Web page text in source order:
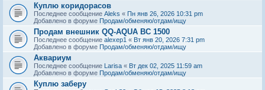
Куплю коридорасов
Последнее сообщение Aleks « Пн янв 26, 2026 10:31 pm
Добавлено в форуме Продам/обменяю/отдам/ищу
Продам внешник QQ-AQUA BC 1500
Последнее сообщение alexep1 « Вт янв 20, 2026 7:31 pm
Добавлено в форуме Продам/обменяю/отдам/ищу
Аквариум
Последнее сообщение Larisa « Вт дек 02, 2025 11:59 am
Добавлено в форуме Продам/обменяю/отдам/ищу
Куплю заберу